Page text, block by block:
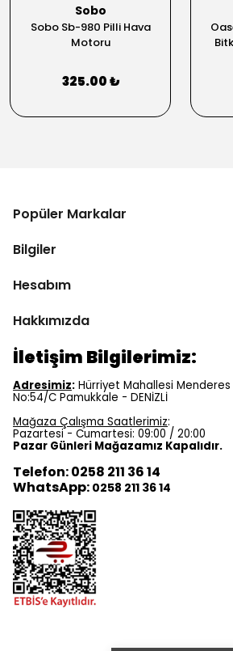
Sobo
Sobo Sb-980 Pilli Hava
Motoru
325.00 ₺
Popüler Markalar
Bilgiler
Hesabım
Hakkımızda
İletişim Bilgilerimiz:
Adresimiz: Hürriyet Mahallesi
No:54/C Pamukkale - DENİZLİ
Mağaza Çalışma Saatlerimiz:
Pazartesi - Cumartesi: 09:00 / 20:00
Pazar Günleri Mağazamız Kapalıdır.
Telefon: 0258 211 36 14
WhatsApp: 0258 211 36 14